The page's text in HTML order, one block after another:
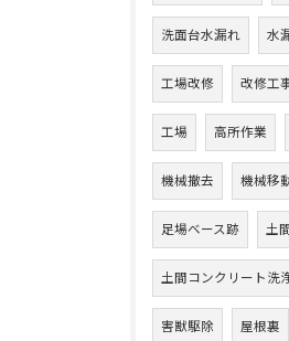
洗面台水漏れ 水
工場改修 改修工
工場 高所作業
機械撤去 機械移
足場ベース跡 土
土間コンクリート洗
害獣駆除 屋根裏